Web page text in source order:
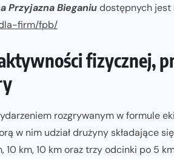
Przyjazna Bieganiudostępnych jest
firm/fpb/
fizycznej,
rozgrywanym w formule
w nim udział drużyny składające
10 km, 10 km oraz trzy odcinki po 5